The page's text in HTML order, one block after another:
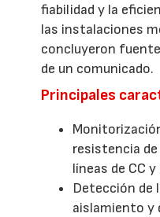
fiabilidad y la
las instalaciones
concluyeron
de un comunicado.
Principales
resistencia
líneas de CC
Detección de
aislamiento y